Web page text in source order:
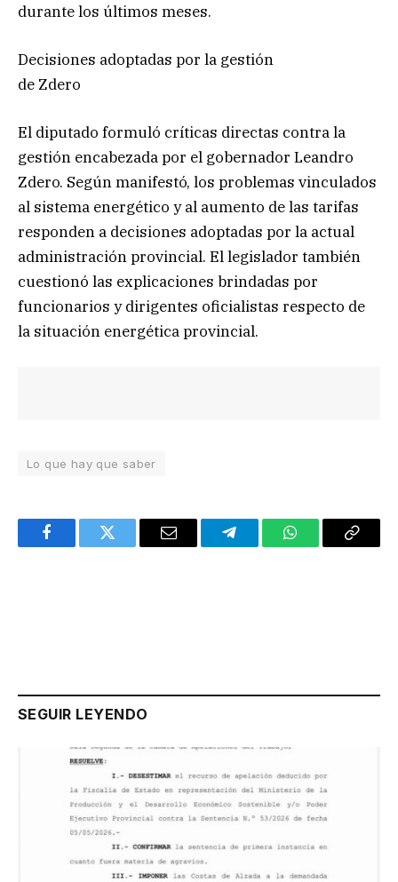
durante los últimos meses.
Decisiones adoptadas por la gestión
de Zdero
El diputado formuló críticas directas contra la
gestión encabezada por el gobernador Leandro
Zdero. Según manifestó, los problemas vinculados
al sistema energético y al aumento de las tarifas
responden a decisiones adoptadas por la actual
administración provincial. El legislador también
cuestionó las explicaciones brindadas por
funcionarios y dirigentes oficialistas respecto de
la situación energética provincial.
Lo que hay que saber
FacebookTwitter Email TelegramWhatsAppCopy
SEGUIR LEYENDO